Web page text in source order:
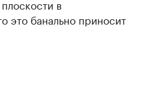
в
это банально приносит